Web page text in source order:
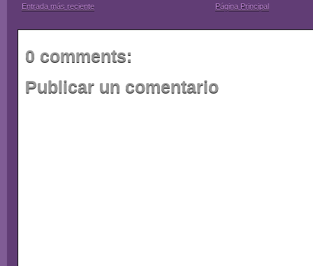
Entrada más reciente Página Principal
0 comments:
Publicar un comentario